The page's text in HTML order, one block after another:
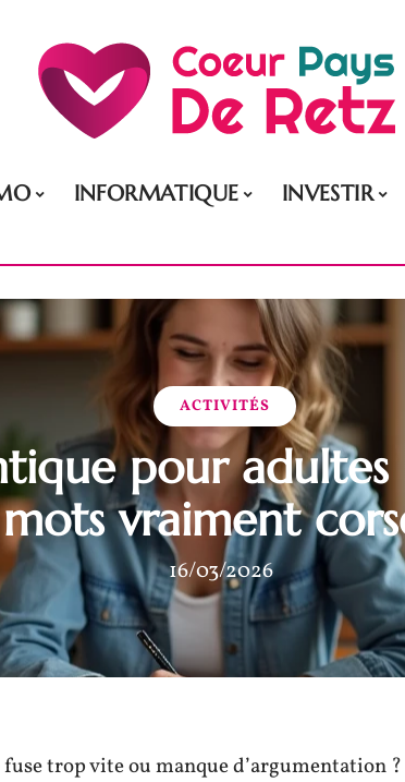
INFORMATIQUE INVESTIR
ACTIVITÉS
pour
mots vraiment
16/03/2026
trop vite ou manque d’argumentation ?